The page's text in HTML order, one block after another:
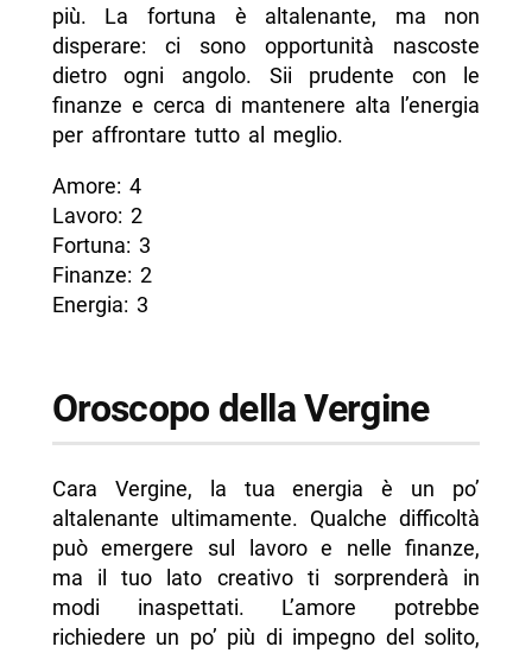
più. La fortuna è altalenante, ma non
disperare: ci sono opportunità nascoste
dietro ogni angolo. Sii prudente con le
finanze e cerca di mantenere alta l’energia
per affrontare tutto al meglio.
Amore: 4
Lavoro: 2
Fortuna: 3
Finanze: 2
Energia: 3
Oroscopo della Vergine
Cara Vergine, la tua energia è un po’
altalenante ultimamente. Qualche difficoltà
può emergere sul lavoro e nelle finanze,
ma il tuo lato creativo ti sorprenderà in
modi inaspettati. L’amore potrebbe
richiedere un po’ più di impegno del solito,